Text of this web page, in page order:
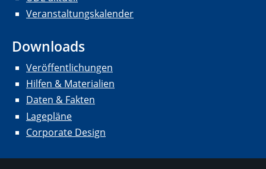
Veranstaltungskalender
Downloads
Veröffentlichungen
Hilfen & Materialien
Daten & Fakten
Lagepläne
Corporate Design